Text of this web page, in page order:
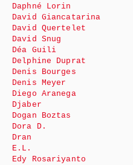
Daphné Lorin
David Giancatarina
David Quertelet
David Snug
Déa Guili
Delphine Duprat
Denis Bourges
Denis Meyer
Diego Aranega
Djaber
Dogan Boztas
Dora D.
Dran
E.L.
Edy Rosariyanto